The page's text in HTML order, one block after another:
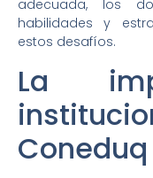
adecuada, los
habilidades y
estos desafíos.
La
Coneduq